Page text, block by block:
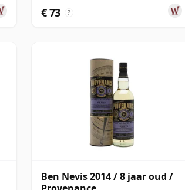
€ 73 ?
Ben Nevis 2014 / 8 jaar oud /